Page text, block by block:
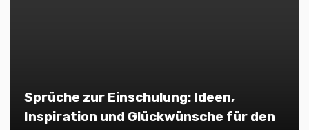
Sprüche zur Einschulung: Ideen,
Inspiration und Glückwünsche für den